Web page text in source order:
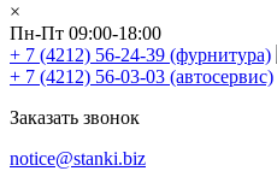
×
Пн-Пт 09:00-18:00
+ 7 (4212) 56-24-39 (фурнитура)
+ 7 (4212) 56-03-03 (автосервис)
Заказать звонок
notice@stanki.biz